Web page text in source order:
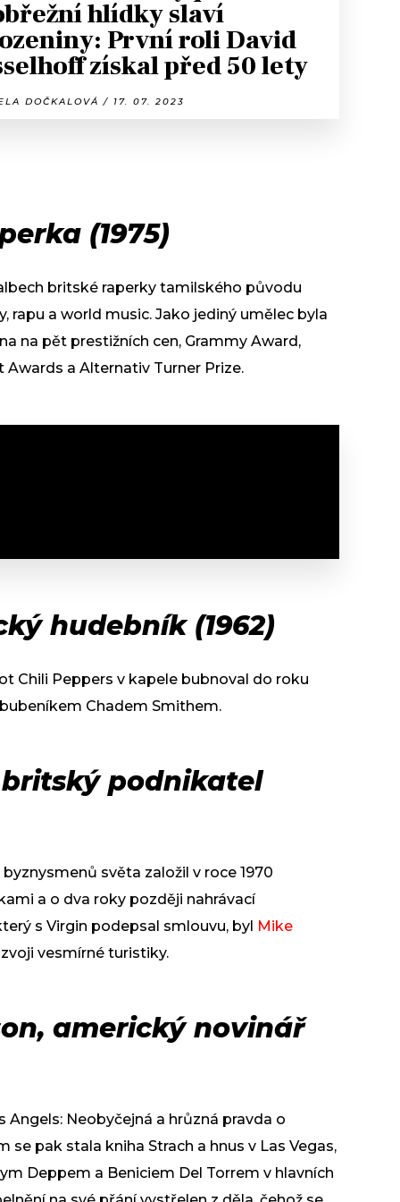
hlídky slaví
První roli David
získal před 50 lety
DOČKALOVÁ / 17. 07. 2023
(1975)
britské raperky tamilského původu
a world music. Jako jediný umělec byla
na pět prestižních cen, Grammy Award,
Awards a Alternativ Turner Prize.
hudebník (1962)
Chili Peppers v kapele bubnoval do roku
Chadem Smithem.
podnikatel
světa založil v roce 1970
a o dva roky později nahrávací
s Virgin podepsal smlouvu, byl Mike
vesmírné turistiky.
americký novinář
Angels: Neobyčejná a hrůzná pravda o
pak stala kniha Strach a hnus v Las Vegas,
Deppem a Beniciem Del Torrem v hlavních